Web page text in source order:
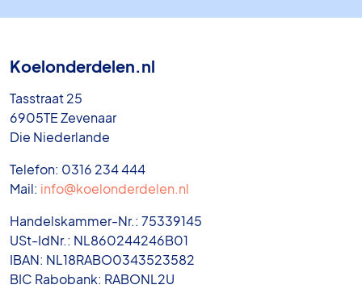
Koelonderdelen.nl
Tasstraat 25
6905TE Zevenaar
Die Niederlande
Telefon: 0316 234 444
Mail: info@koelonderdelen.nl
Handelskammer-Nr.: 75339145
USt-IdNr.: NL860244246B01
IBAN: NL18RABO0343523582
BIC Rabobank: RABONL2U